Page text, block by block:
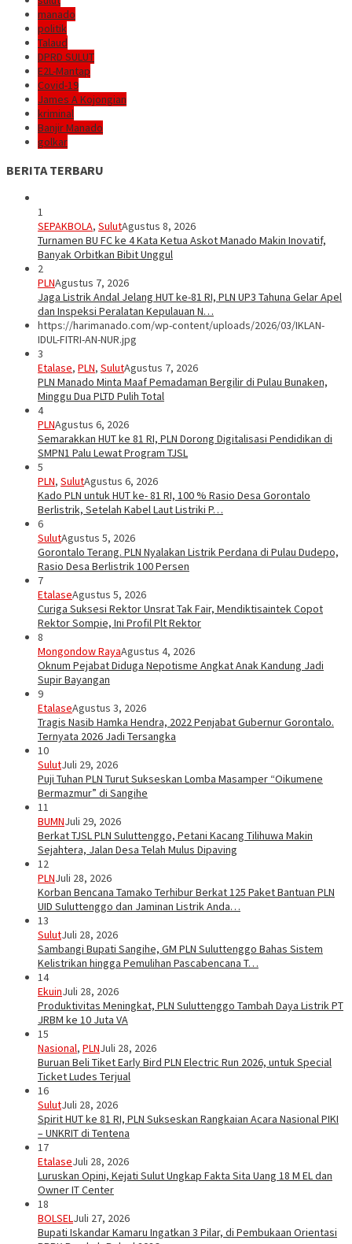
manado
politik
Talaud
DPRD SULUT
E2L-Mantap
Covid-19
James A Kojongian
kriminal
Banjir Manado
golkar
BERITA TERBARU
1
SEPAKBOLA, SulutAgustus 8, 2026
Turnamen BU FC ke 4 Kata Ketua Askot Manado Makin Inovatif,
Banyak Orbitkan Bibit Unggul
2
PLNAgustus 7, 2026
Jaga Listrik Andal Jelang HUT ke-81 RI, PLN UP3 Tahuna Gelar Apel
dan Inspeksi Peralatan Kepulauan N…
https://harimanado.com/wp-content/uploads/2026/03/IKLAN-
IDUL-FITRI-AN-NUR.jpg
3
Etalase, PLN, SulutAgustus 7, 2026
PLN Manado Minta Maaf Pemadaman Bergilir di Pulau Bunaken,
Minggu Dua PLTD Pulih Total
4
PLNAgustus 6, 2026
Semarakkan HUT ke 81 RI, PLN Dorong Digitalisasi Pendidikan di
SMPN1 Palu Lewat Program TJSL
5
PLN, SulutAgustus 6, 2026
Kado PLN untuk HUT ke- 81 RI, 100 % Rasio Desa Gorontalo
Berlistrik, Setelah Kabel Laut Listriki P…
6
SulutAgustus 5, 2026
Gorontalo Terang. PLN Nyalakan Listrik Perdana di Pulau Dudepo,
Rasio Desa Berlistrik 100 Persen
7
EtalaseAgustus 5, 2026
Curiga Suksesi Rektor Unsrat Tak Fair, Mendiktisaintek Copot
Rektor Sompie, Ini Profil Plt Rektor
8
Mongondow RayaAgustus 4, 2026
Oknum Pejabat Diduga Nepotisme Angkat Anak Kandung Jadi
Supir Bayangan
9
EtalaseAgustus 3, 2026
Tragis Nasib Hamka Hendra, 2022 Penjabat Gubernur Gorontalo.
Ternyata 2026 Jadi Tersangka
10
SulutJuli 29, 2026
Puji Tuhan PLN Turut Sukseskan Lomba Masamper “Oikumene
Bermazmur” di Sangihe
11
BUMNJuli 29, 2026
Berkat TJSL PLN Suluttenggo, Petani Kacang Tilihuwa Makin
Sejahtera, Jalan Desa Telah Mulus Dipaving
12
PLNJuli 28, 2026
Korban Bencana Tamako Terhibur Berkat 125 Paket Bantuan PLN
UID Suluttenggo dan Jaminan Listrik Anda…
13
SulutJuli 28, 2026
Sambangi Bupati Sangihe, GM PLN Suluttenggo Bahas Sistem
Kelistrikan hingga Pemulihan Pascabencana T…
14
EkuinJuli 28, 2026
Produktivitas Meningkat, PLN Suluttenggo Tambah Daya Listrik PT
JRBM ke 10 Juta VA
15
Nasional, PLNJuli 28, 2026
Buruan Beli Tiket Early Bird PLN Electric Run 2026, untuk Special
Ticket Ludes Terjual
16
SulutJuli 28, 2026
Spirit HUT ke 81 RI, PLN Sukseskan Rangkaian Acara Nasional PIKI
– UNKRIT di Tentena
17
EtalaseJuli 28, 2026
Luruskan Opini, Kejati Sulut Ungkap Fakta Sita Uang 18 M EL dan
Owner IT Center
18
BOLSELJuli 27, 2026
Bupati Iskandar Kamaru Ingatkan 3 Pilar, di Pembukaan Orientasi